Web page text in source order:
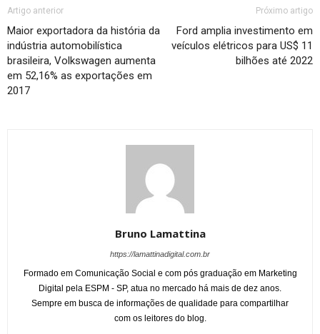
Artigo anterior
Maior exportadora da história da
indústria automobilística
brasileira, Volkswagen aumenta
em 52,16% as exportações em
2017
Próximo artigo
Ford amplia investimento em
veículos elétricos para US$ 11
bilhões até 2022
Bruno Lamattina
https://lamattinadigital.com.br
Formado em Comunicação Social e com pós graduação em Marketing
Digital pela ESPM - SP, atua no mercado há mais de dez anos.
Sempre em busca de informações de qualidade para compartilhar
com os leitores do blog.